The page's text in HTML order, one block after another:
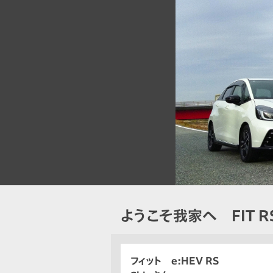
ようこそ我家へ FIT
フィット e:HEV RS